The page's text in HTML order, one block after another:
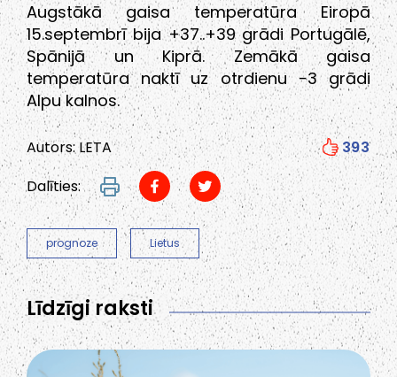
Augstākā gaisa temperatūra Eiropā
15.septembrī bija +37..+39 grādi Portugālē,
Spānijā un Kiprā. Zemākā gaisa
temperatūra naktī uz otrdienu -3 grādi
Alpu kalnos.
Autors: LETA
393
Dalīties:
prognoze Lietus
Līdzīgi raksti